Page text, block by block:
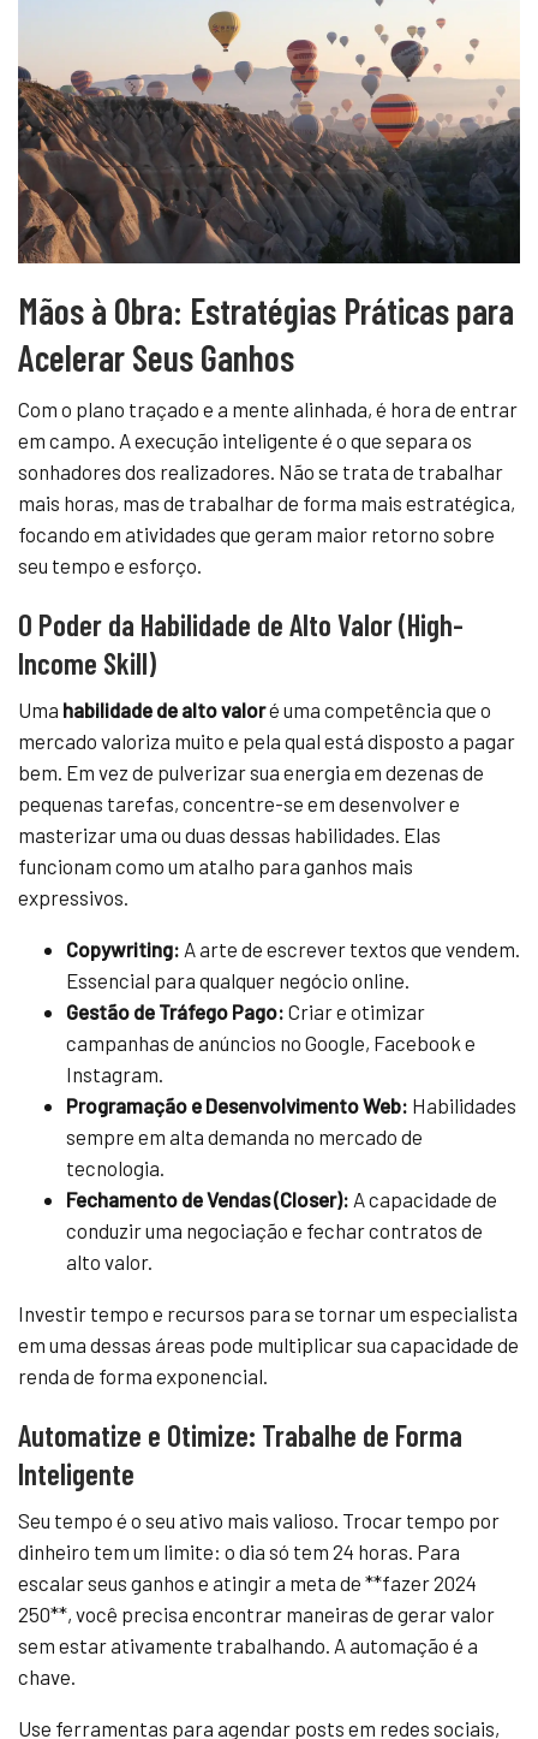
Mãos à Obra: Estratégias Práticas para
Acelerar Seus Ganhos
Com o plano traçado e a mente alinhada, é hora de entrar
em campo. A execução inteligente é o que separa os
sonhadores dos realizadores. Não se trata de trabalhar
mais horas, mas de trabalhar de forma mais estratégica,
focando em atividades que geram maior retorno sobre
seu tempo e esforço.
O Poder da Habilidade de Alto Valor (High-
Income Skill)
Uma habilidade de alto valoré uma competência que o
mercado valoriza muito e pela qual está disposto a pagar
bem. Em vez de pulverizar sua energia em dezenas de
pequenas tarefas, concentre-se em desenvolver e
masterizar uma ou duas dessas habilidades. Elas
funcionam como um atalho para ganhos mais
expressivos.
Copywriting: A arte de escrever textos que vendem.
Essencial para qualquer negócio online.
Gestão de Tráfego Pago: Criar e otimizar
campanhas de anúncios no Google, Facebook e
Instagram.
Programação e Desenvolvimento Web: Habilidades
sempre em alta demanda no mercado de
tecnologia.
Fechamento de Vendas (Closer): A capacidade de
conduzir uma negociação e fechar contratos de
alto valor.
Investir tempo e recursos para se tornar um especialista
em uma dessas áreas pode multiplicar sua capacidade de
renda de forma exponencial.
Automatize e Otimize: Trabalhe de Forma
Inteligente
Seu tempo é o seu ativo mais valioso. Trocar tempo por
dinheiro tem um limite: o dia só tem 24 horas. Para
escalar seus ganhos e atingir a meta de **fazer 2024
250**, você precisa encontrar maneiras de gerar valor
sem estar ativamente trabalhando. A automação é a
chave.
Use ferramentas para agendar posts em redes sociais,